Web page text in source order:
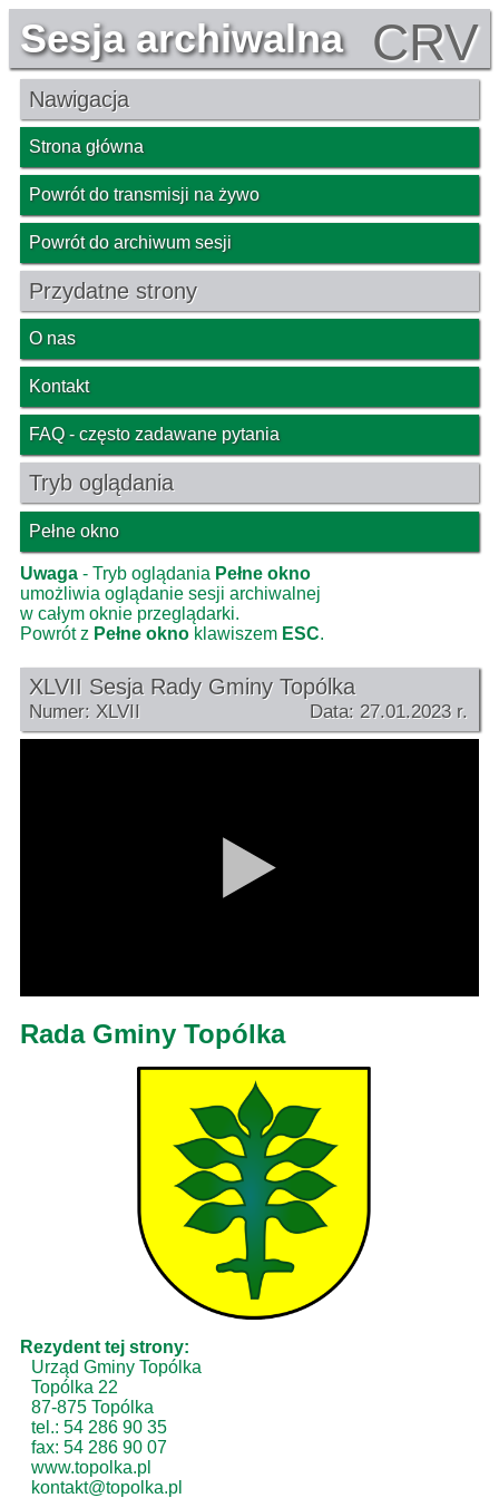
Sesja archiwalna CRV
Nawigacja
Strona główna
Powrót do transmisji na żywo
Powrót do archiwum sesji
Przydatne strony
O nas
Kontakt
FAQ - często zadawane pytania
Tryb oglądania
Pełne okno
Uwaga - Tryb oglądania Pełne okno
umożliwia oglądanie sesji archiwalnej
w całym oknie przeglądarki.
Powrót z Pełne okno klawiszem ESC.
XLVII Sesja Rady Gminy Topólka
Numer: XLVII Data: 27.01.2023 r.
Rada Gminy Topólka
Rezydent tej strony:
Urząd Gminy Topólka
Topólka 22
87-875 Topólka
tel.: 54 286 90 35
fax: 54 286 90 07
www.topolka.pl
kontakt@topolka.pl